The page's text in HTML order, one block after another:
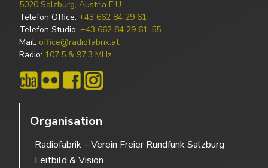
5020 Salzburg, Austria E.U.
Telefon Office: +43 662 84 29 61
Telefon Studio: +43 662 84 29 61-55
Mail: office@radiofabrik.at
Radio: 107,5 & 97,3 MHz
Organisation
Radiofabrik – Verein Freier Rundfunk Salzburg
Leitbild & Vision